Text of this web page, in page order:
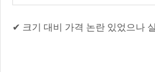
✔ 크기 대비 가격 논란 있었으나